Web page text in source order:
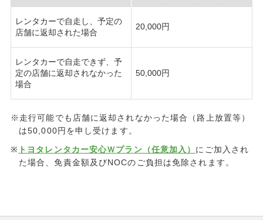
レンタカーで自走し、予定の
店舗に返却された場合
20,000円
レンタカーで自走できず、予
定の店舗に返却されなかった
場合
50,000円
※走行可能でも店舗に返却されなかった場合（路上放置等）
は50,000円を申し受けます。
※ トヨタレンタカー安心Ｗプラン（任意加入） にご加入され
た場合、免責金額及びNOCのご負担は免除されます。